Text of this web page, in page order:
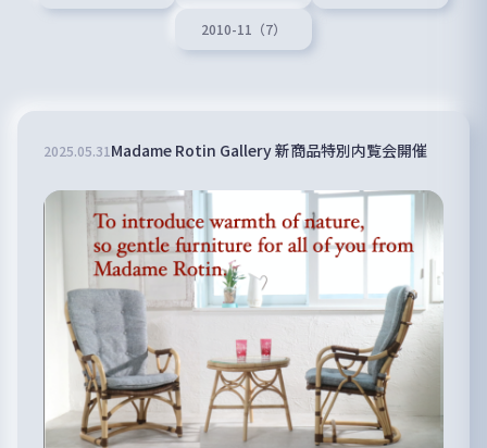
2010-11（7）
2025.05.31 Madame Rotin Gallery 新商品特別内覧会開催